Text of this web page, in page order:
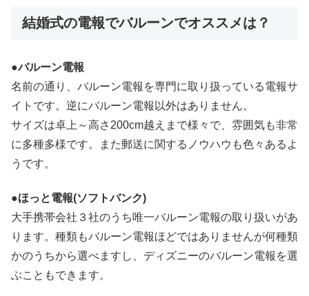
結婚式の電報でバルーンでオススメは？
●バルーン電報
名前の通り、バルーン電報を専門に取り扱っている電報サ
イトです。逆にバルーン電報以外はありません。
サイズは卓上～高さ200cm越えまで様々で、雰囲気も非常
に多種多様です。また郵送に関するノウハウも色々あるよ
うです。
●ほっと電報(ソフトバンク)
大手携帯会社３社のうち唯一バルーン電報の取り扱いがあ
ります。種類もバルーン電報ほどではありませんが何種類
かのうちから選べますし、ディズニーのバルーン電報を選
ぶこともできます。